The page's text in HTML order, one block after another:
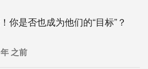
你是否也成为他们的“目标”？
之前